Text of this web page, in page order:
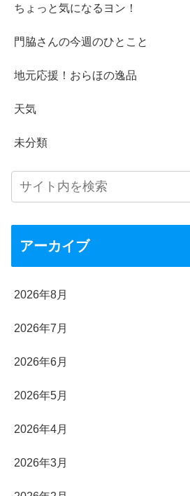
ちょっと気になるヨン！
門脇さんの今週のひとこと
地元応援！おらほの逸品
天気
未分類
アーカイブ
2026年8月
2026年7月
2026年6月
2026年5月
2026年4月
2026年3月